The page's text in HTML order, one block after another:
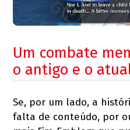
Um combate
o antigo e o
Se, por um lado, a
falta de conteúdo, por